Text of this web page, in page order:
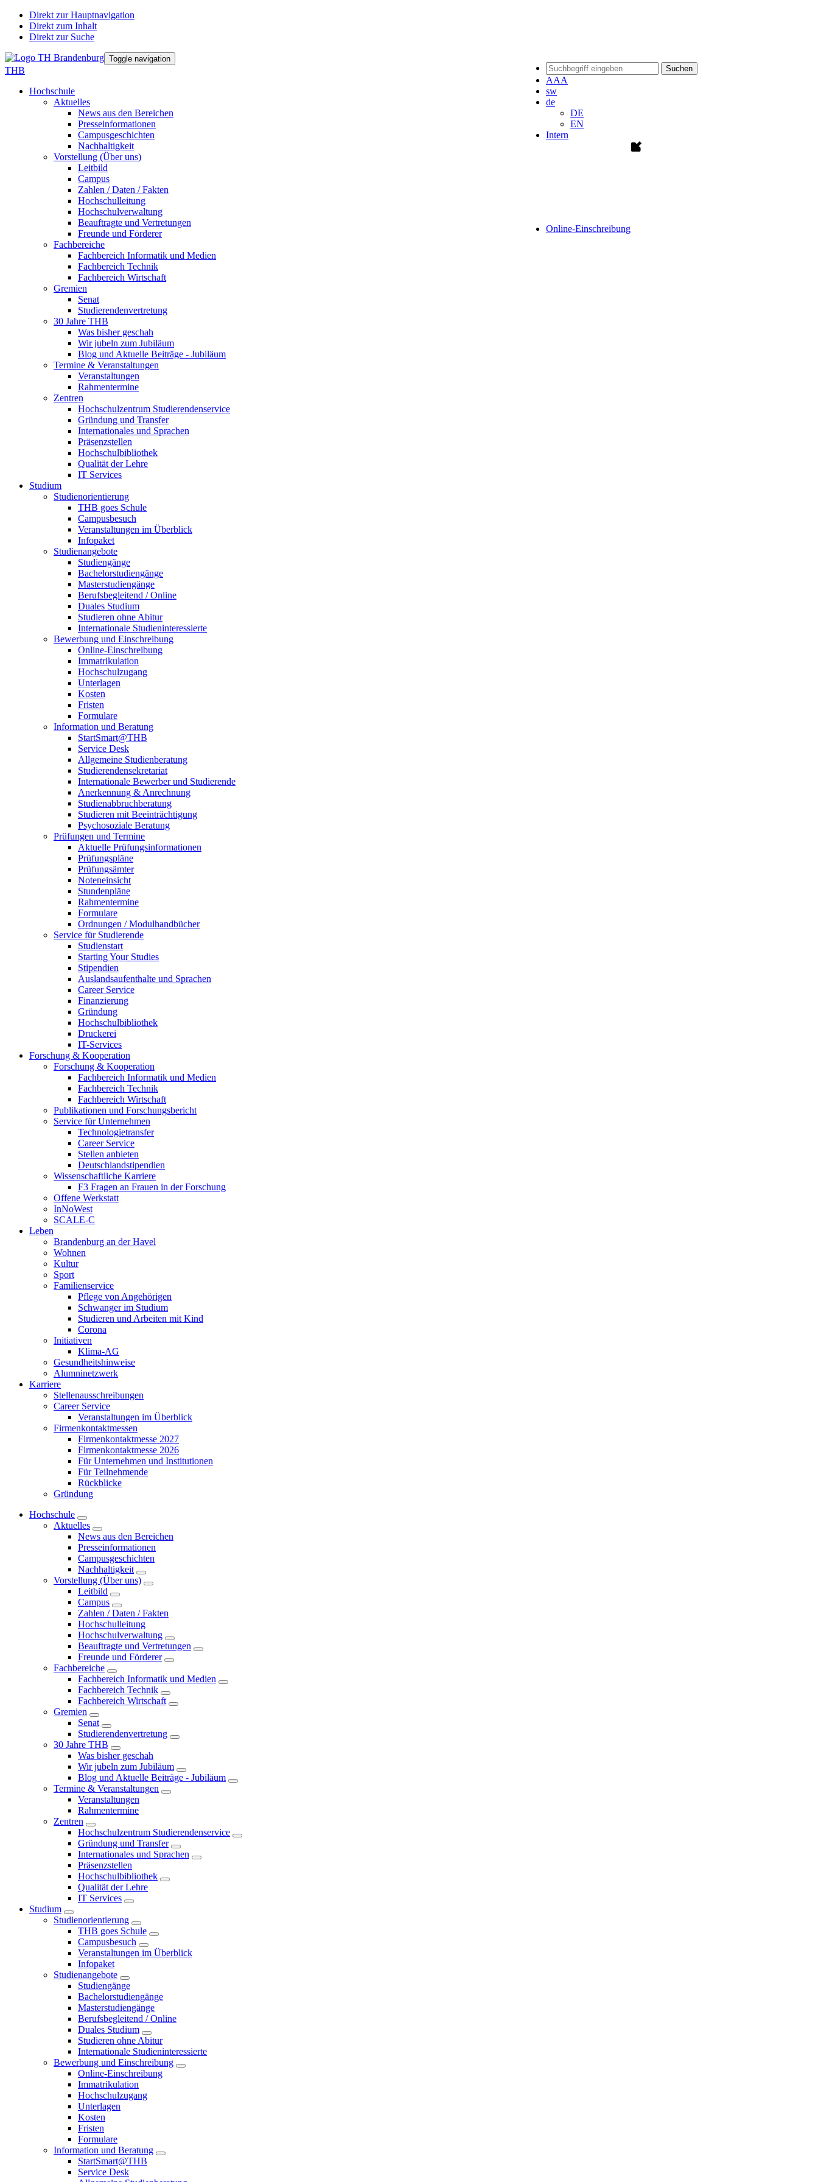
Direkt zur Hauptnavigation
Direkt zum Inhalt
Direkt zur Suche
Suchen
AAA
sw
de
DE
EN
Intern
Online-Einschreibung
Toggle navigation
THB
Hochschule
Aktuelles
News aus den Bereichen
Presseinformationen
Campusgeschichten
Nachhaltigkeit
Vorstellung (Über uns)
Leitbild
Campus
Zahlen / Daten / Fakten
Hochschulleitung
Hochschulverwaltung
Beauftragte und Vertretungen
Freunde und Förderer
Fachbereiche
Fachbereich Informatik und Medien
Fachbereich Technik
Fachbereich Wirtschaft
Gremien
Senat
Studierendenvertretung
30 Jahre THB
Was bisher geschah
Wir jubeln zum Jubiläum
Blog und Aktuelle Beiträge - Jubiläum
Termine & Veranstaltungen
Veranstaltungen
Rahmentermine
Zentren
Hochschulzentrum Studierendenservice
Gründung und Transfer
Internationales und Sprachen
Präsenzstellen
Hochschulbibliothek
Qualität der Lehre
IT Services
Studium
Studienorientierung
THB goes Schule
Campusbesuch
Veranstaltungen im Überblick
Infopaket
Studienangebote
Studiengänge
Bachelorstudiengänge
Masterstudiengänge
Berufsbegleitend / Online
Duales Studium
Studieren ohne Abitur
Internationale Studieninteressierte
Bewerbung und Einschreibung
Online-Einschreibung
Immatrikulation
Hochschulzugang
Unterlagen
Kosten
Fristen
Formulare
Information und Beratung
StartSmart@THB
Service Desk
Allgemeine Studienberatung
Studierendensekretariat
Internationale Bewerber und Studierende
Anerkennung & Anrechnung
Studienabbruchberatung
Studieren mit Beeinträchtigung
Psychosoziale Beratung
Prüfungen und Termine
Aktuelle Prüfungsinformationen
Prüfungspläne
Prüfungsämter
Noteneinsicht
Stundenpläne
Rahmentermine
Formulare
Ordnungen / Modulhandbücher
Service für Studierende
Studienstart
Starting Your Studies
Stipendien
Auslandsaufenthalte und Sprachen
Career Service
Finanzierung
Gründung
Hochschulbibliothek
Druckerei
IT-Services
Forschung & Kooperation
Forschung & Kooperation
Fachbereich Informatik und Medien
Fachbereich Technik
Fachbereich Wirtschaft
Publikationen und Forschungsbericht
Service für Unternehmen
Technologietransfer
Career Service
Stellen anbieten
Deutschlandstipendien
Wissenschaftliche Karriere
F3 Fragen an Frauen in der Forschung
Offene Werkstatt
InNoWest
SCALE-C
Leben
Brandenburg an der Havel
Wohnen
Kultur
Sport
Familienservice
Pflege von Angehörigen
Schwanger im Studium
Studieren und Arbeiten mit Kind
Corona
Initiativen
Klima-AG
Gesundheitshinweise
Alumninetzwerk
Karriere
Stellenausschreibungen
Career Service
Veranstaltungen im Überblick
Firmenkontaktmessen
Firmenkontaktmesse 2027
Firmenkontaktmesse 2026
Für Unternehmen und Institutionen
Für Teilnehmende
Rückblicke
Gründung
Hochschule
Aktuelles
News aus den Bereichen
Presseinformationen
Campusgeschichten
Nachhaltigkeit
Vorstellung (Über uns)
Leitbild
Campus
Zahlen / Daten / Fakten
Hochschulleitung
Hochschulverwaltung
Beauftragte und Vertretungen
Freunde und Förderer
Fachbereiche
Fachbereich Informatik und Medien
Fachbereich Technik
Fachbereich Wirtschaft
Gremien
Senat
Studierendenvertretung
30 Jahre THB
Was bisher geschah
Wir jubeln zum Jubiläum
Blog und Aktuelle Beiträge - Jubiläum
Termine & Veranstaltungen
Veranstaltungen
Rahmentermine
Zentren
Hochschulzentrum Studierendenservice
Gründung und Transfer
Internationales und Sprachen
Präsenzstellen
Hochschulbibliothek
Qualität der Lehre
IT Services
Studium
Studienorientierung
THB goes Schule
Campusbesuch
Veranstaltungen im Überblick
Infopaket
Studienangebote
Studiengänge
Bachelorstudiengänge
Masterstudiengänge
Berufsbegleitend / Online
Duales Studium
Studieren ohne Abitur
Internationale Studieninteressierte
Bewerbung und Einschreibung
Online-Einschreibung
Immatrikulation
Hochschulzugang
Unterlagen
Kosten
Fristen
Formulare
Information und Beratung
StartSmart@THB
Service Desk